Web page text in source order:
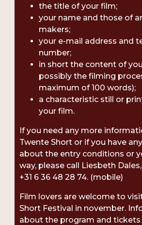
the title of your film;
your name and those of
makers;
your e-mail address and
number;
in short the content of
possibly the filming
maximum of 100 words);
a characteristic still or
your film.
If you need any more
Twente Short or if you have
about the entry conditions or
way, please call Liesbeth
+31 6 36 48 28 74. (mobile)
Film lovers are welcome to
Short Festival in november.
about the program and tickets